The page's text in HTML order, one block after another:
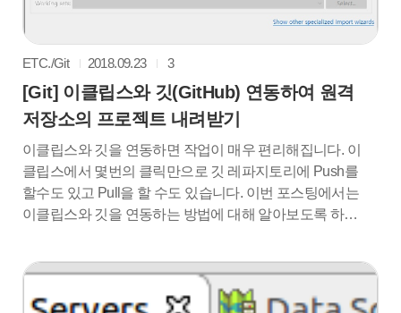
ETC./Git 2018.09.23 3
[Git] 이클립스와 깃(GitHub) 연동하여 원격
저장소의 프로젝트 내려받기
이클립스와 깃을 연동하면 작업이 매우 편리해집니다. 이
클립스에서 몇번의 클릭만으로 깃 레파지토리에 Push를
할수도 있고 Pull을 할 수도 있습니다. 이번 포스팅에서는
이클립스와 깃을 연동하는 방법에 대해 알아보도록 하겠
니다. 2. GIt Repositories창을 엽니다. 3. Clone a Git
repository를 클릭합니다. 4. 첫번째 빨간박스의 주소는